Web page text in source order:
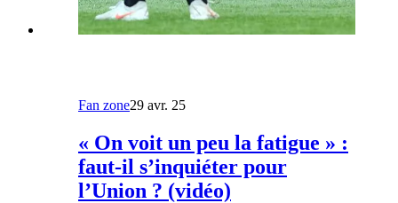
Fan zone29 avr. 25
« On voit un peu la fatigue » :
faut-il s’inquiéter pour
l’Union ? (vidéo)